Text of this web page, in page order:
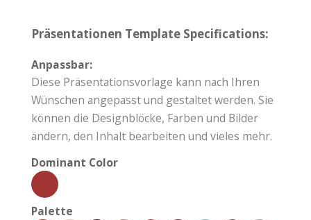
Präsentationen Template Specifications:
Anpassbar:
Diese Präsentationsvorlage kann nach Ihren
Wünschen angepasst und gestaltet werden. Sie
können die Designblöcke, Farben und Bilder
ändern, den Inhalt bearbeiten und vieles mehr.
Dominant Color
Palette